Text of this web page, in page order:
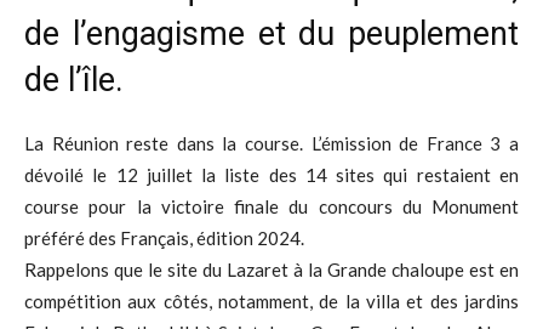
de l’engagisme et du peuplement
de l’île.
La Réunion reste dans la course. L’émission de France 3 a
dévoilé le 12 juillet la liste des 14 sites qui restaient en
course pour la victoire finale du concours du Monument
préféré des Français, édition 2024.
Rappelons que le site du Lazaret à la Grande chaloupe est en
compétition aux côtés, notamment, de la villa et des jardins